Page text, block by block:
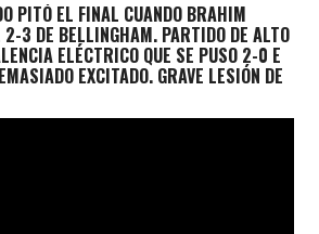
PITÓ EL FINAL CUANDO BRAHIM
3 DE BELLINGHAM. PARTIDO DE ALTO
ELÉCTRICO QUE SE PUSO 2-0 E
EXCITADO. GRAVE LESIÓN DE